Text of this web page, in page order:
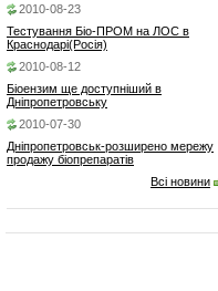
2010-08-23
Тестування Біо-ПРОМ на ЛОС в
Краснодарі(Росія)
2010-08-12
Біоензим ще доступніший в
Дніпропетровську
2010-07-30
Дніпропетровськ-розширено мережу
продажу біопрепаратів
Всі новини